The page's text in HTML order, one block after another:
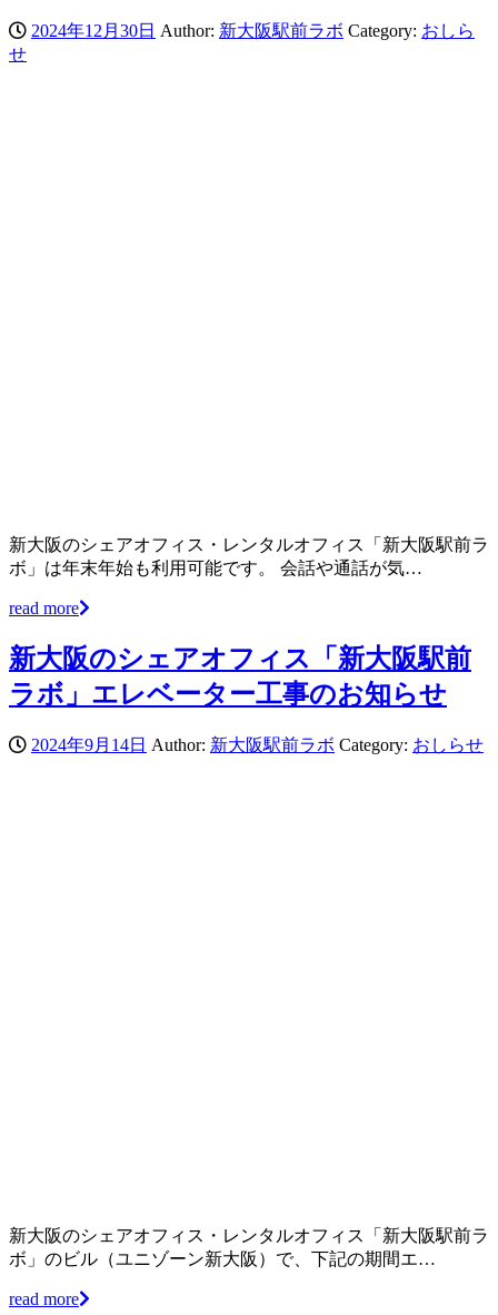
2024年12月30日 Author: 新大阪駅前ラボ Category: おしら
せ
新大阪のシェアオフィス・レンタルオフィス「新大阪駅前ラ
ボ」は年末年始も利用可能です。 会話や通話が気…
read more
新大阪のシェアオフィス「新大阪駅前
ラボ」エレベーター工事のお知らせ
2024年9月14日 Author: 新大阪駅前ラボ Category: おしらせ
新大阪のシェアオフィス・レンタルオフィス「新大阪駅前ラ
ボ」のビル（ユニゾーン新大阪）で、下記の期間エ…
read more